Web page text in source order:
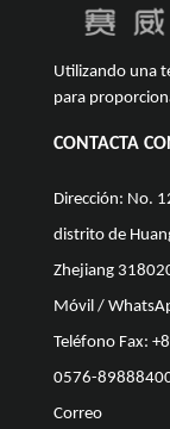
Utilizando una
para
CONTACTA
Dirección: No.
distrito de
Zhejiang
Móvil /
Teléfono Fax:
0576-
Correo